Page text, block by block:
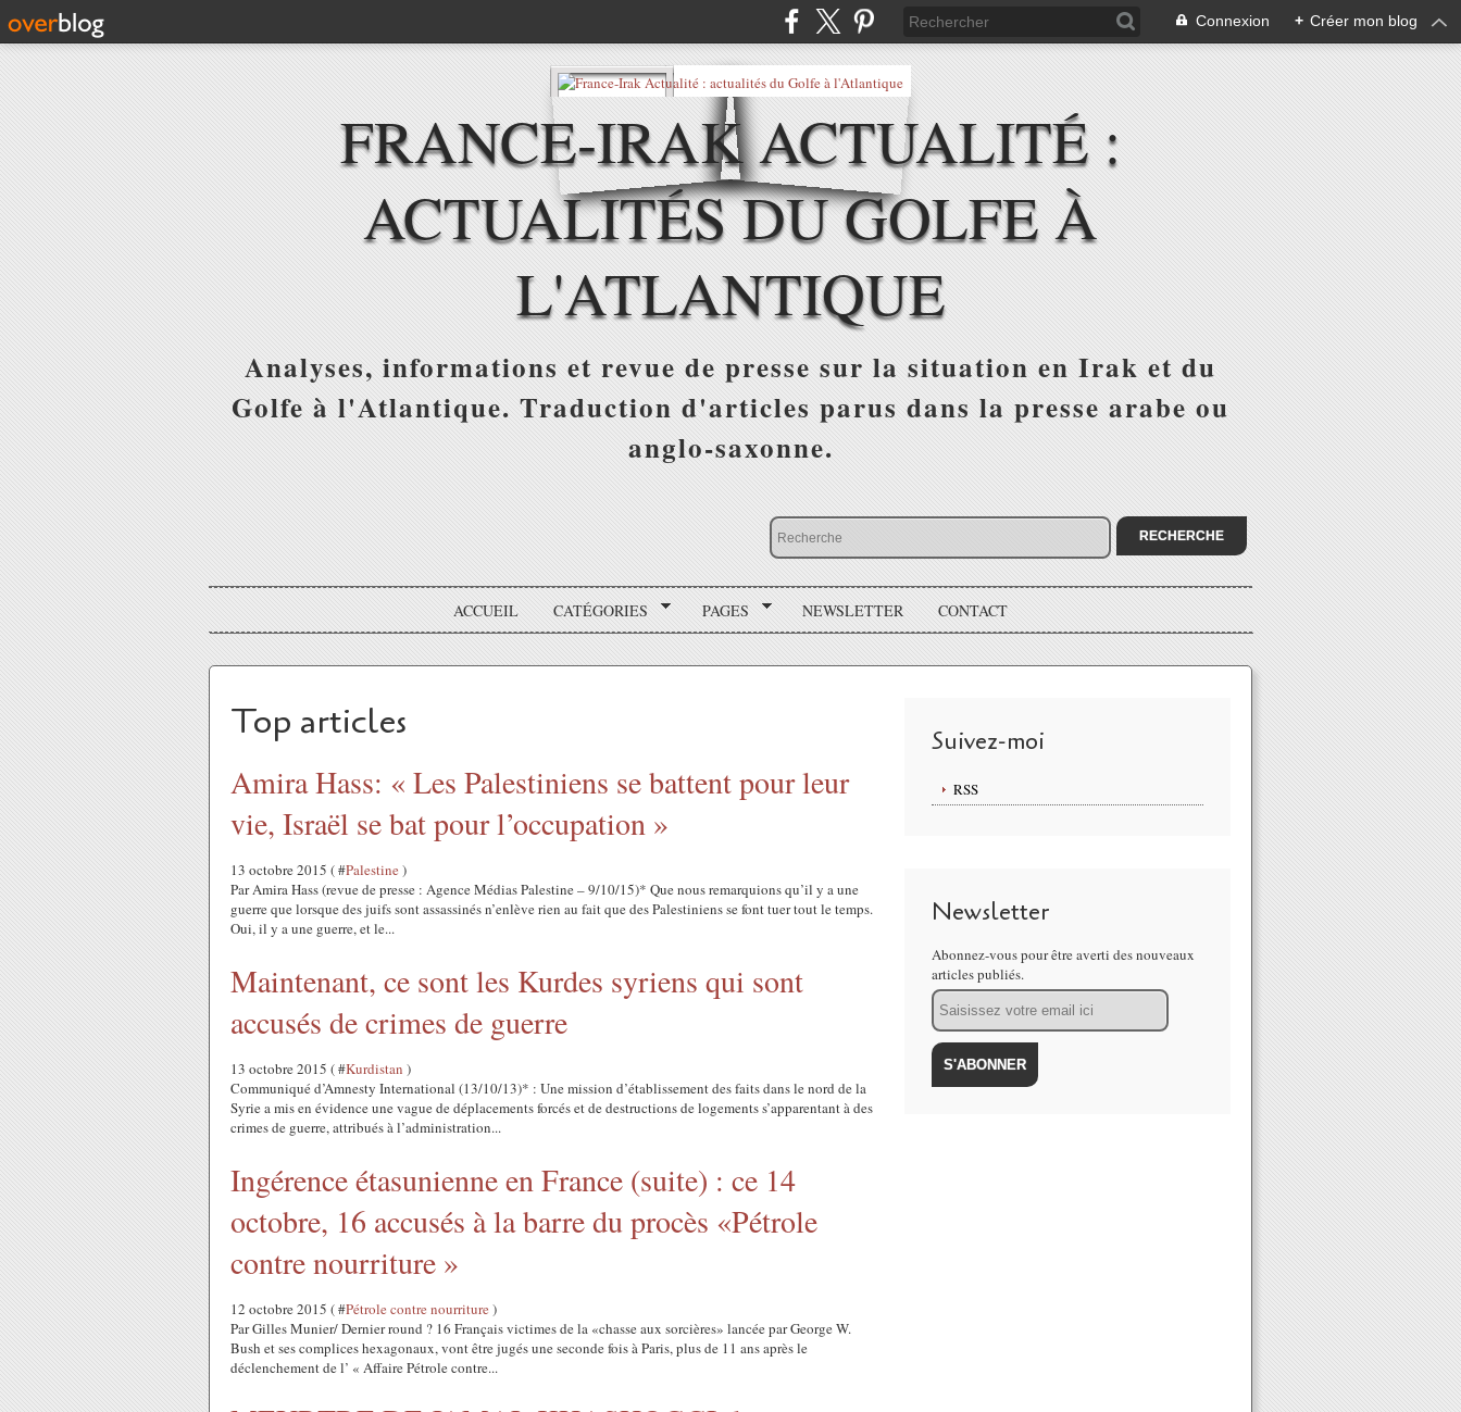
Connexion + Créer mon blog
FRANCE-IRAK ACTUALITÉ :
ACTUALITÉS DU GOLFE À
L'ATLANTIQUE
Analyses, informations et revue de presse sur la situation en Irak et du
Golfe à l'Atlantique. Traduction d'articles parus dans la presse arabe ou
anglo-saxonne.
ACCUEIL CATÉGORIES PAGES NEWSLETTER CONTACT
Top articles
Amira Hass: « Les Palestiniens se battent pour leur
vie, Israël se bat pour l’occupation »
13 octobre 2015 ( #Palestine)
Par Amira Hass (revue de presse : Agence Médias Palestine – 9/10/15)* Que nous remarquions qu’il y a une
guerre que lorsque des juifs sont assassinés n’enlève rien au fait que des Palestiniens se font tuer tout le temps.
Oui, il y a une guerre, et le...
Maintenant, ce sont les Kurdes syriens qui sont
accusés de crimes de guerre
13 octobre 2015 ( #Kurdistan )
Communiqué d’Amnesty International (13/10/13)* : Une mission d’établissement des faits dans le nord de la
Syrie a mis en évidence une vague de déplacements forcés et de destructions de logements s’apparentant à des
crimes de guerre, attribués à l’administration...
Ingérence étasunienne en France (suite) : ce 14
octobre, 16 accusés à la barre du procès «Pétrole
contre nourriture »
12 octobre 2015 ( #Pétrole contre nourriture)
Par Gilles Munier/ Dernier round ? 16 Français victimes de la «chasse aux sorcières» lancée par George W.
Bush et ses complices hexagonaux, vont être jugés une seconde fois à Paris, plus de 11 ans après le
déclenchement de l’ « Affaire Pétrole contre...
Suivez-moi
RSS
Newsletter
Abonnez-vous pour être averti des nouveaux
articles publiés.
Email